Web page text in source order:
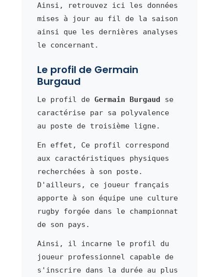
Ainsi, retrouvez ici les données
mises à jour au fil de la saison
ainsi que les dernières analyses
le concernant.
Le profil de Germain
Burgaud
Le profil de Germain Burgaud se
caractérise par sa polyvalence
au poste de troisième ligne.
En effet, Ce profil correspond
aux caractéristiques physiques
recherchées à son poste.
D'ailleurs, ce joueur français
apporte à son équipe une culture
rugby forgée dans le championnat
de son pays.
Ainsi, il incarne le profil du
joueur professionnel capable de
s'inscrire dans la durée au plus